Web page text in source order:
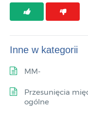
Inne w kategorii
MM-
Przesunięcia
ogólne